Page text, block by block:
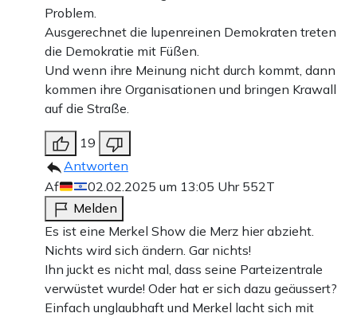
Problem.
Ausgerechnet die lupenreinen Demokraten treten
die Demokratie mit Füßen.
Und wenn ihre Meinung nicht durch kommt, dann
kommen ihre Organisationen und bringen Krawall
auf die Straße.
19
Antworten
Af
02.02.2025 um 13:05 Uhr 552T
Melden
Es ist eine Merkel Show die Merz hier abzieht.
Nichts wird sich ändern. Gar nichts!
Ihn juckt es nicht mal, dass seine Parteizentrale
verwüstet wurde! Oder hat er sich dazu geäussert?
Einfach unglaubhaft und Merkel lacht sich mit